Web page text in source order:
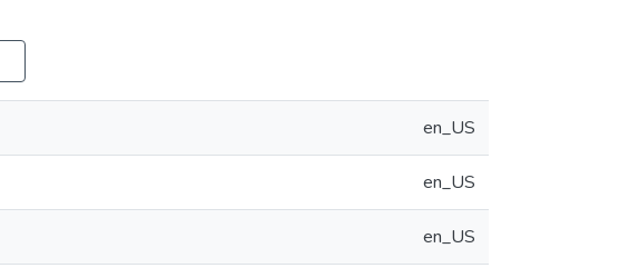
en_US
en_US
en_US